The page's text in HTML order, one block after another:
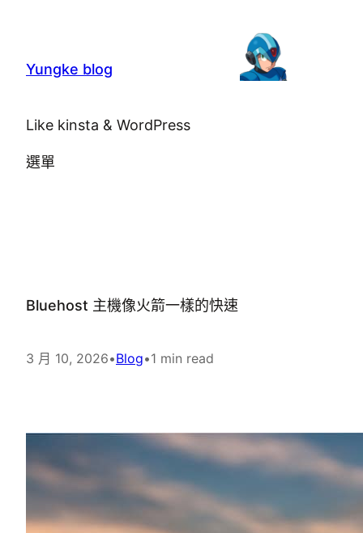
Yungke blog
Like kinsta & WordPress
選單
Bluehost 主機像火箭一樣的快速
3 月 10, 2026•Blog•1 min read